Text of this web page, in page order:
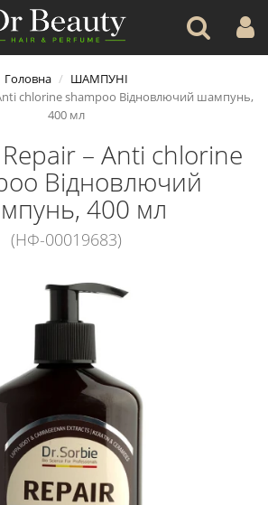
Головна
ШАМПУНІ
chlorine shampoo Відновлючий шампунь,
400 мл
– Anti chlorine
Відновлючий
400 мл
(НФ-00019683)